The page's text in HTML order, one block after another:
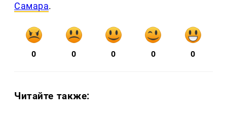
Самара.
0 0 0 0 0
Читайте также: